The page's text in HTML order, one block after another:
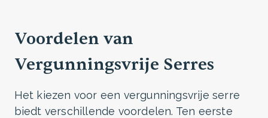
Voordelen van
Vergunningsvrije Serres
Het kiezen voor een vergunningsvrije serre
biedt verschillende voordelen. Ten eerste